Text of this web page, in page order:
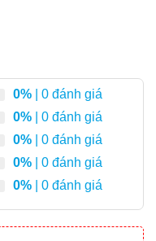
0% | 0 đánh giá
0% | 0 đánh giá
0% | 0 đánh giá
0% | 0 đánh giá
0% | 0 đánh giá